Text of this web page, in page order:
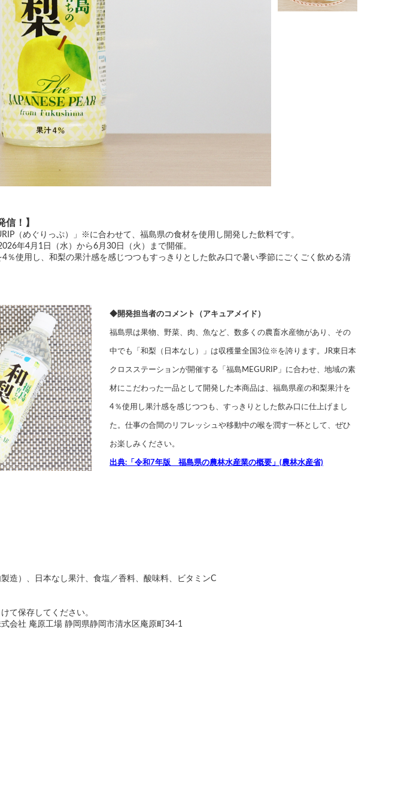
信！】
（めぐりっぷ）」※に合わせて、福島県の食材を使用し開発した飲料です。
年4月1日（水）から6月30日（火）まで開催。
％使用し、和梨の果汁感を感じつつもすっきりとした飲み口で暑い季節にごくごく飲める清
◆開発担当者のコメント（アキュアメイド）
福島県は果物、野菜、肉、魚など、数多くの農畜水産物があり、その
中でも「和梨（日本なし）」は収穫量全国3位※を誇ります。JR東日本
クロスステーションが開催する「福島MEGURIP」に合わせ、地域の素
材にこだわった一品として開発した本商品は、福島県産の和梨果汁を
4％使用し果汁感を感じつつも、すっきりとした飲み口に仕上げまし
た。仕事の合間のリフレッシュや移動中の喉を潤す一杯として、ぜひ
お楽しみください。
出典:「令和7年版 福島県の農林水産業の概要」(農林水産省)
造）、日本なし果汁、食塩／香料、酸味料、ビタミンC
て保存してください。
会社 庵原工場 静岡県静岡市清水区庵原町34-1